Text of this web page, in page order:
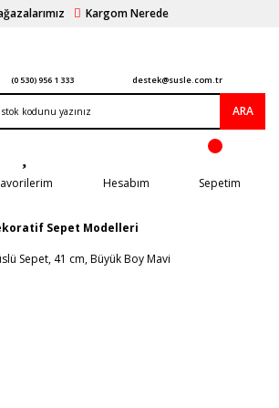
Kargom Nerede
(0 530) 956 1 333 destek@susle.com.tr
ARA
Hesabım Sepetim
Sepet Modelleri